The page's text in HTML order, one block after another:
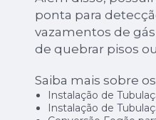
ponta para
vazamentos de
de quebrar pisos
Saiba mais sobre
Instalação de
Instalação de